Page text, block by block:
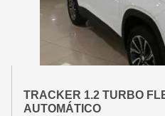
VARIANT:
TRACKER 1.2 TURBO
AUTOMÁTICO